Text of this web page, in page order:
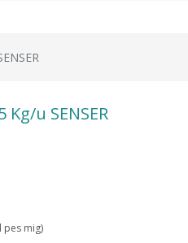
Kg/u SENSER
pes mig)